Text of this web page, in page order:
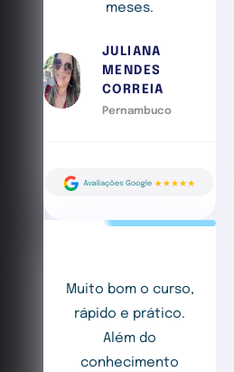
meses.
JULIANA
MENDES
CORREIA
Pernambuco
Muito bom o curso,
rápido e prático.
Além do
conhecimento